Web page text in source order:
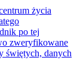
życia
po tej
zweryfikowane
świętych, danych